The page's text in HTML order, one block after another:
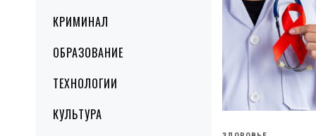
КРИМИНАЛ
ОБРАЗОВАНИЕ
ТЕХНОЛОГИИ
КУЛЬТУРА